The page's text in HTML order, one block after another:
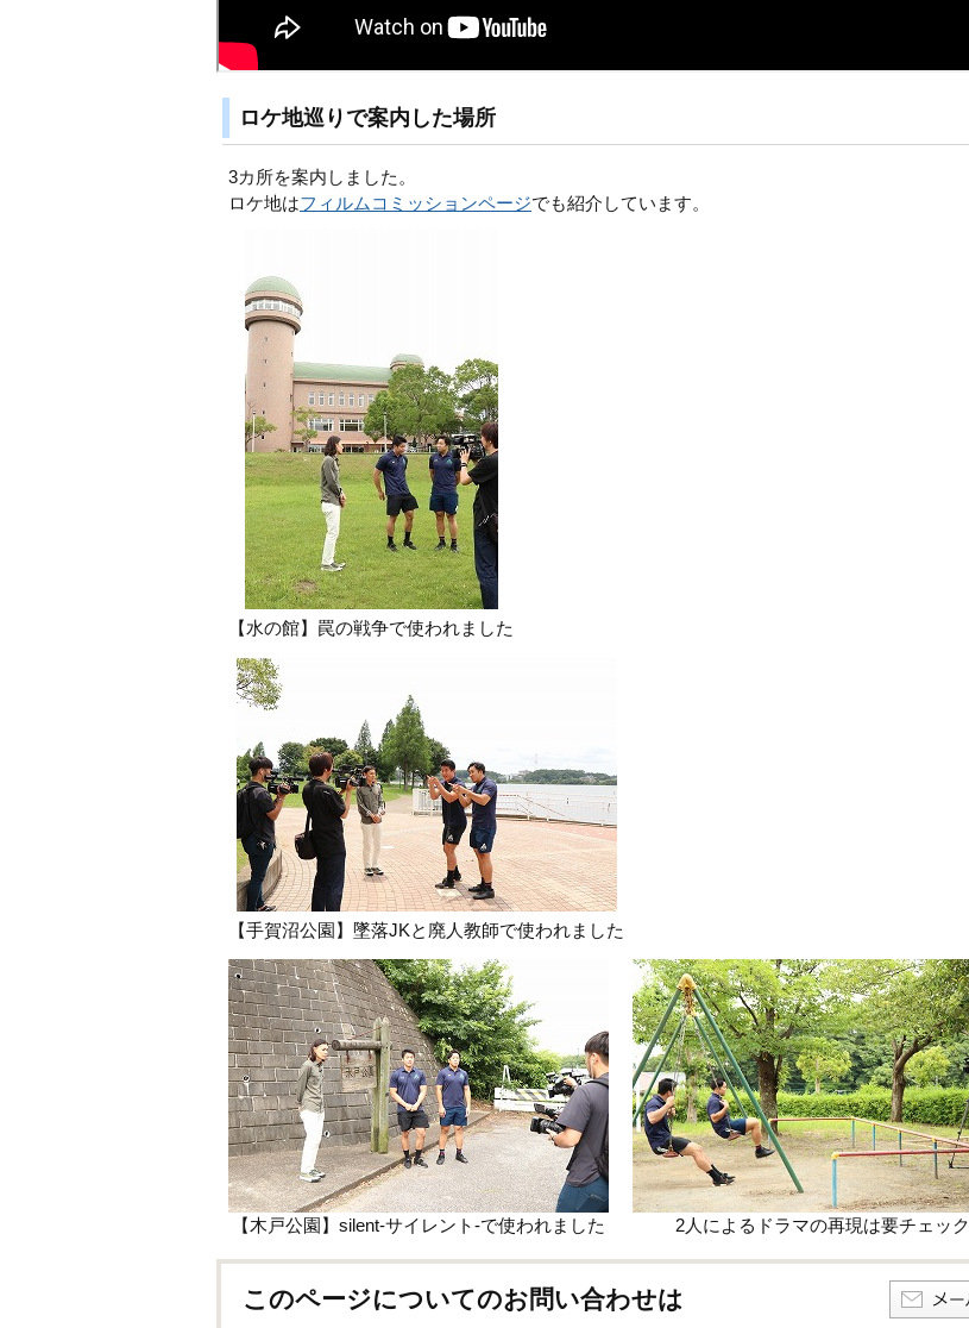
ロケ地巡りで案内した場所
3カ所を案内しました。
ロケ地はフィルムコミッションページでも紹介しています。
【水の館】罠の戦争で使われました
【手賀沼公園】墜落JKと廃人教師で使われました
【木戸公園】silent-サイレント-で使われました 2人によるドラマの再現は要チェック
このページについてのお問い合わせは